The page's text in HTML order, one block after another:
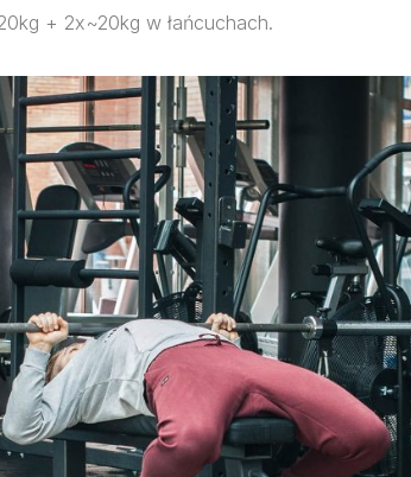
+ 2x~20kg w łańcuchach.